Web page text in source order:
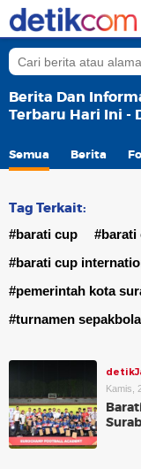
Berita Dan
Terbaru Hari Ini -
Semua Berita
Tag Terkait:
#barati cup
#barati
#barati cup
#pemerintah kota
#turnamen
Kamis,